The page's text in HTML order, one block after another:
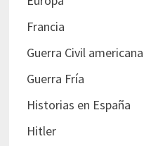
Francia
Guerra Civil americana
Guerra Fría
Historias en España
Hitler